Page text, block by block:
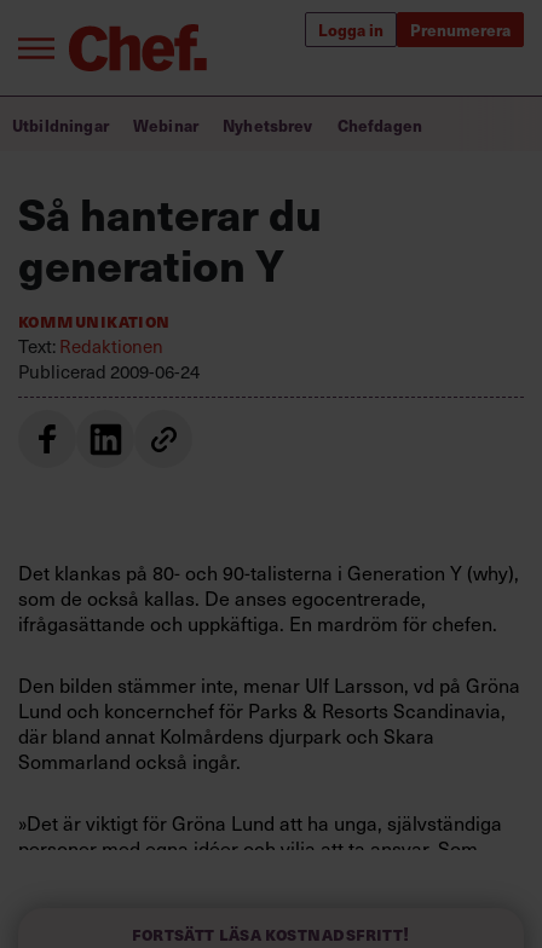
Logga in Prenumerera
Annonsera
Villkor och policy för
personuppgiftsbehandling
efter:
Bra ledare förändrar världen
Utbildning för ledare
Chefakademin+
Populära utbildningar
Utbildningar Webinar Nyhetsbrev Chefdagen
Så hanterar du
generation Y
Kommunikation
Text: Redaktionen
Publicerad 2009-06-24
Det klankas på 80- och 90-talisterna i Generation Y (why),
som de också kallas. De anses egocentrerade,
ifrågasättande och uppkäftiga. En mardröm för chefen.
Den bilden stämmer inte, menar Ulf Larsson, vd på Gröna
Lund och koncernchef för Parks & Resorts Scandinavia,
där bland annat Kolmårdens djurpark och Skara
Sommarland också ingår.
»Det är viktigt för Gröna Lund att ha unga, självständiga
personer med egna idéer och vilja att ta ansvar. Som
året och då måste allting vara på topp, varje dag är en
Fortsätt läsa kostnadsfritt!